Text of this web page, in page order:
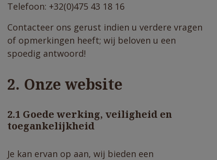
Telefoon: +32(0)475 43 18 16
Contacteer ons gerust indien u verdere vragen
of opmerkingen heeft; wij beloven u een
spoedig antwoord!
2. Onze website
2.1 Goede werking, veiligheid en
toegankelijkheid
Je kan ervan op aan, wij bieden een